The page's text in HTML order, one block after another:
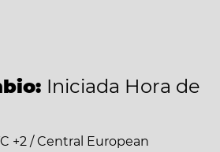
Iniciada Hora de
+2 / Central European